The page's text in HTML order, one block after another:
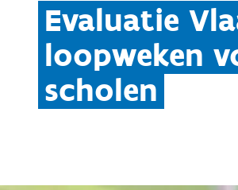
Evaluatie
loopweken
scholen